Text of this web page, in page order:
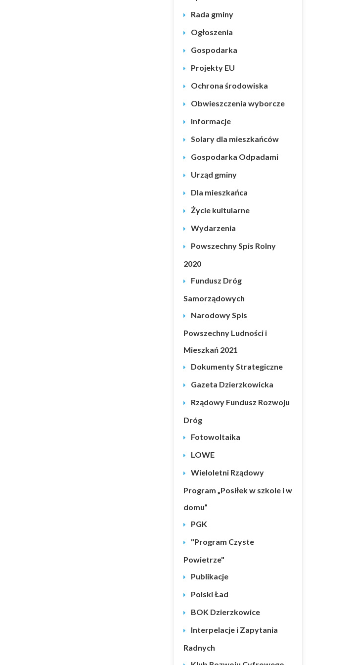
Rada gminy
Ogłoszenia
Gospodarka
Projekty EU
Ochrona środowiska
Obwieszczenia wyborcze
Informacje
Solary dla mieszkańców
Gospodarka Odpadami
Urząd gminy
Dla mieszkańca
Życie kultularne
Wydarzenia
Powszechny Spis Rolny
2020
Fundusz Dróg
Samorządowych
Narodowy Spis
Powszechny Ludności i
Mieszkań 2021
Dokumenty Strategiczne
Gazeta Dzierzkowicka
Rządowy Fundusz Rozwoju
Dróg
Fotowoltaika
LOWE
Wieloletni Rządowy
Program „Posiłek w szkole i w
domu”
PGK
"Program Czyste
Powietrze"
Publikacje
Polski Ład
BOK Dzierzkowice
Interpelacje i Zapytania
Radnych